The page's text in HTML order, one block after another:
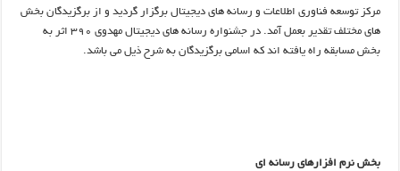
مرکز توسعه فناوری اطلاعات و رسانه های دیجیتال برگزار گردید و از برگزیدگان بخش
های مختلف تقدیر بعمل آمد. در جشنواره رسانه های دیجیتال مهدوی ۳۹۰ اثر به
بخش مسابقه راه یافته اند که اسامی برگزیدگان به شرح ذیل می باشد.
بخش نرم افزارهای رسانه ای